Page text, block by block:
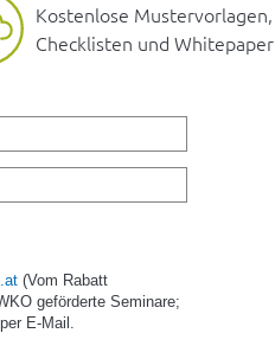
Kostenlose Mustervorlagen,
Checklisten und Whitepaper
(Vom Rabatt
geförderte Seminare;
E-Mail.